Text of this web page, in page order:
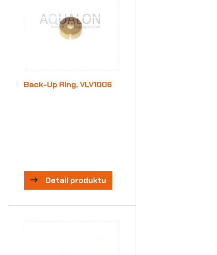
Back-Up Ring, VLV1006
Detail produktu